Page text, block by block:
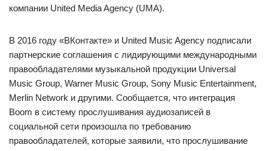
компании United Media Agency (UMA).
В 2016 году «ВКонтакте» и United Music Agency подписали
партнерские соглашения с лидирующими международными
правообладателями музыкальной продукции Universal
Music Group, Warner Music Group, Sony Music Entertainment,
Merlin Network и другими. Сообщается, что интеграция
Boom в систему прослушивания аудиозаписей в
социальной сети произошла по требованию
правообладателей, которые заявили, что прослушивание